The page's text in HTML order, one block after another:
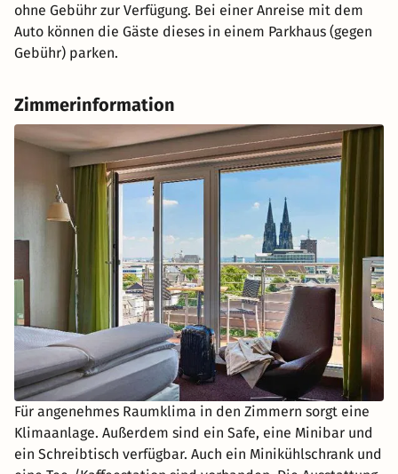
ohne Gebühr zur Verfügung. Bei einer Anreise mit dem
Auto können die Gäste dieses in einem Parkhaus (gegen
Gebühr) parken.
Zimmerinformation
Für angenehmes Raumklima in den Zimmern sorgt eine
Klimaanlage. Außerdem sind ein Safe, eine Minibar und
ein Schreibtisch verfügbar. Auch ein Minikühlschrank und